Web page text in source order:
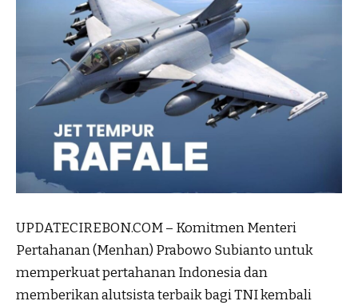
UPDATECIREBON.COM – Komitmen Menteri
Pertahanan (Menhan) Prabowo Subianto untuk
memperkuat pertahanan Indonesia dan
memberikan alutsista terbaik bagi TNI kembali